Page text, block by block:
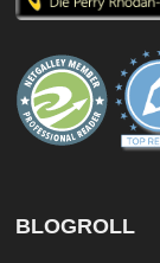
BLOGROLL